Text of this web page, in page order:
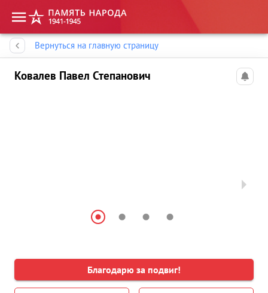
Вернуться на главную страницу
Ковалев Павел Степанович
Благодарю за подвиг!
Память народа